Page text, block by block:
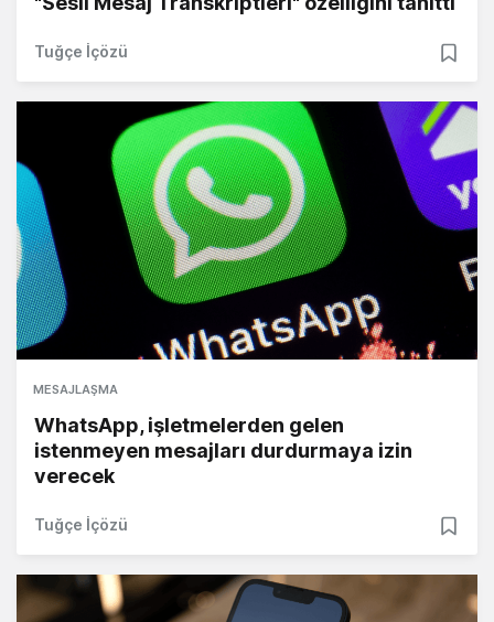
Tuğçe İçözü
MESAJLAŞMA
WhatsApp, işletmelerden gelen
istenmeyen mesajları durdurmaya izin
verecek
Tuğçe İçözü